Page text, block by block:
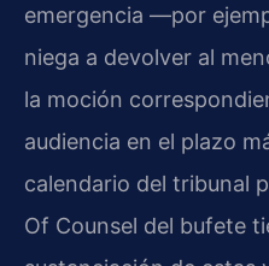
emergencia —por
niega a devolver al
la moción
audiencia en el plazo
calendario del tribunal
Of Counsel del bufete